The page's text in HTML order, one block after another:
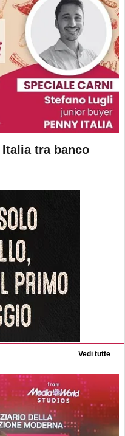
tra banco
Vedi tutte